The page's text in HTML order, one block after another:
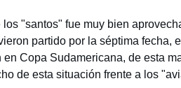
los "santos" fue muy bien
partido por la séptima fecha,
en Copa Sudamericana, de esta
de esta situación frente a los